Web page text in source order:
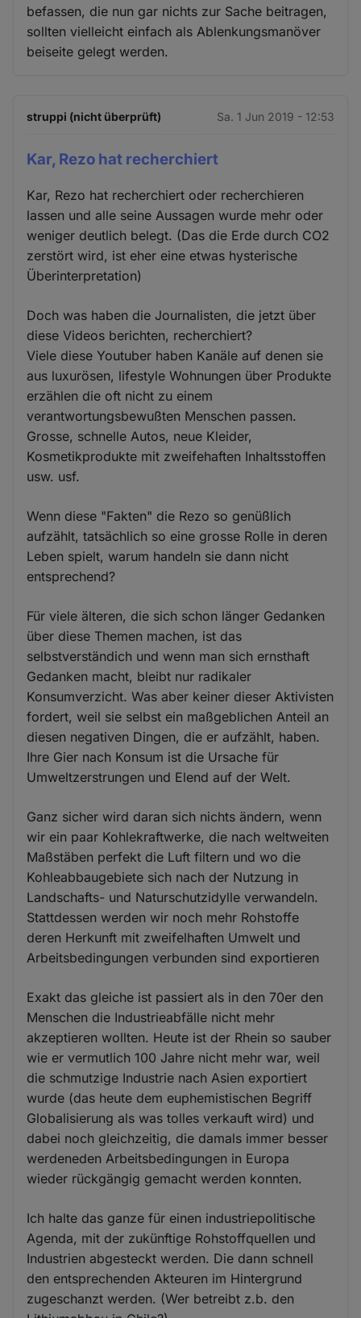
befassen, die nun gar nichts zur Sache beitragen,
sollten vielleicht einfach als Ablenkungsmanöver
beiseite gelegt werden.
struppi (nicht überprüft) Sa. 1 Jun 2019 - 12:53
Kar, Rezo hat recherchiert
Kar, Rezo hat recherchiert oder recherchieren
lassen und alle seine Aussagen wurde mehr oder
weniger deutlich belegt. (Das die Erde durch CO2
zerstört wird, ist eher eine etwas hysterische
Überinterpretation)
Doch was haben die Journalisten, die jetzt über
diese Videos berichten, recherchiert?
Viele diese Youtuber haben Kanäle auf denen sie
aus luxurösen, lifestyle Wohnungen über Produkte
erzählen die oft nicht zu einem
verantwortungsbewußten Menschen passen.
Grosse, schnelle Autos, neue Kleider,
Kosmetikprodukte mit zweifehaften Inhaltsstoffen
usw. usf.
Wenn diese "Fakten" die Rezo so genüßlich
aufzählt, tatsächlich so eine grosse Rolle in deren
Leben spielt, warum handeln sie dann nicht
entsprechend?
Für viele älteren, die sich schon länger Gedanken
über diese Themen machen, ist das
selbstverständich und wenn man sich ernsthaft
Gedanken macht, bleibt nur radikaler
Konsumverzicht. Was aber keiner dieser Aktivisten
fordert, weil sie selbst ein maßgeblichen Anteil an
diesen negativen Dingen, die er aufzählt, haben.
Ihre Gier nach Konsum ist die Ursache für
Umweltzerstrungen und Elend auf der Welt.
Ganz sicher wird daran sich nichts ändern, wenn
wir ein paar Kohlekraftwerke, die nach weltweiten
Maßstäben perfekt die Luft filtern und wo die
Kohleabbaugebiete sich nach der Nutzung in
Landschafts- und Naturschutzidylle verwandeln.
Stattdessen werden wir noch mehr Rohstoffe
deren Herkunft mit zweifelhaften Umwelt und
Arbeitsbedingungen verbunden sind exportieren
Exakt das gleiche ist passiert als in den 70er den
Menschen die Industrieabfälle nicht mehr
akzeptieren wollten. Heute ist der Rhein so sauber
wie er vermutlich 100 Jahre nicht mehr war, weil
die schmutzige Industrie nach Asien exportiert
wurde (das heute dem euphemistischen Begriff
Globalisierung als was tolles verkauft wird) und
dabei noch gleichzeitig, die damals immer besser
werdeneden Arbeitsbedingungen in Europa
wieder rückgängig gemacht werden konnten.
Ich halte das ganze für einen industriepolitische
Agenda, mit der zukünftige Rohstoffquellen und
Industrien abgesteckt werden. Die dann schnell
den entsprechenden Akteuren im Hintergrund
zugeschanzt werden. (Wer betreibt z.b. den